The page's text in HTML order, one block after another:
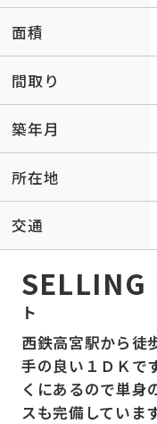
面積
間取り
築年月
所在地
交通
ト
西鉄高宮駅から徒
手の良い１ＤＫで
くにあるので単身
スも完備しています